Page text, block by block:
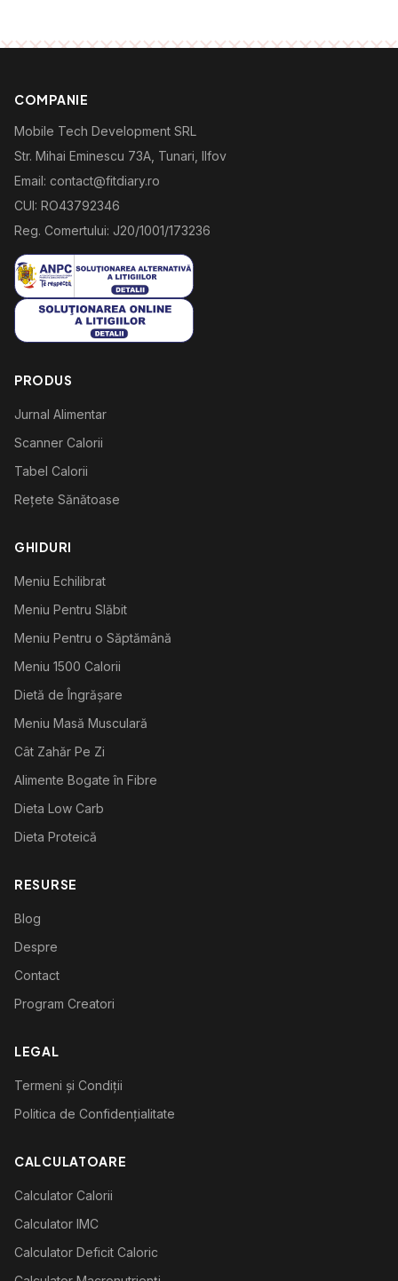
COMPANIE
Mobile Tech Development SRL
Str. Mihai Eminescu 73A, Tunari, Ilfov
Email: contact@fitdiary.ro
CUI: RO43792346
Reg. Comertului: J20/1001/173236
PRODUS
Jurnal Alimentar
Scanner Calorii
Tabel Calorii
Rețete Sănătoase
GHIDURI
Meniu Echilibrat
Meniu Pentru Slăbit
Meniu Pentru o Săptămână
Meniu 1500 Calorii
Dietă de Îngrășare
Meniu Masă Musculară
Cât Zahăr Pe Zi
Alimente Bogate în Fibre
Dieta Low Carb
Dieta Proteică
RESURSE
Blog
Despre
Contact
Program Creatori
LEGAL
Termeni și Condiții
Politica de Confidențialitate
CALCULATOARE
Calculator Calorii
Calculator IMC
Calculator Deficit Caloric